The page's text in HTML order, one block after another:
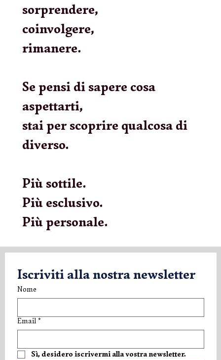
sorprendere,
coinvolgere,
rimanere.
Se pensi di sapere cosa
aspettarti,
stai per scoprire qualcosa di
diverso.
Più sottile.
Più esclusivo.
Più personale.
Resta vicino.
Ciò che sta arrivando non si
spiega—si vive.
Iscriviti alla nostra newsletter
Nome
Email *
Sì, desidero iscrivermi alla vostra newsletter.